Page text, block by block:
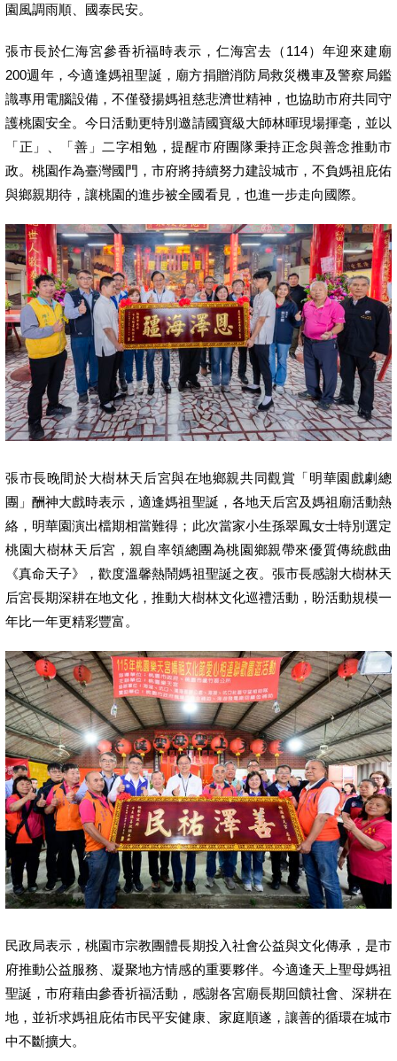
園風調雨順、國泰民安。
張市長於仁海宮參香祈福時表示，仁海宮去（114）年迎來建廟
200週年，今適逢媽祖聖誕，廟方捐贈消防局救災機車及警察局鑑
識專用電腦設備，不僅發揚媽祖慈悲濟世精神，也協助市府共同守
護桃園安全。今日活動更特別邀請國寶級大師林暉現場揮毫，並以
「正」、「善」二字相勉，提醒市府團隊秉持正念與善念推動市
政。桃園作為臺灣國門，市府將持續努力建設城市，不負媽祖庇佑
與鄉親期待，讓桃園的進步被全國看見，也進一步走向國際。
張市長晚間於大樹林天后宮與在地鄉親共同觀賞「明華園戲劇總
團」酬神大戲時表示，適逢媽祖聖誕，各地天后宮及媽祖廟活動熱
絡，明華園演出檔期相當難得；此次當家小生孫翠鳳女士特別選定
桃園大樹林天后宮，親自率領總團為桃園鄉親帶來優質傳統戲曲
《真命天子》，歡度溫馨熱鬧媽祖聖誕之夜。張市長感謝大樹林天
后宮長期深耕在地文化，推動大樹林文化巡禮活動，盼活動規模一
年比一年更精彩豐富。
民政局表示，桃園市宗教團體長期投入社會公益與文化傳承，是市
府推動公益服務、凝聚地方情感的重要夥伴。今適逢天上聖母媽祖
聖誕，市府藉由參香祈福活動，感謝各宮廟長期回饋社會、深耕在
地，並祈求媽祖庇佑市民平安健康、家庭順遂，讓善的循環在城市
中不斷擴大。